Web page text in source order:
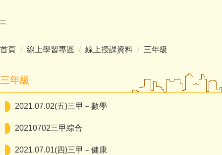
:::
首頁 線上學習專區 線上授課資料 三年級
三年級
2021.07.02(五)三甲－數學
20210702三甲綜合
2021.07.01(四)三甲－健康